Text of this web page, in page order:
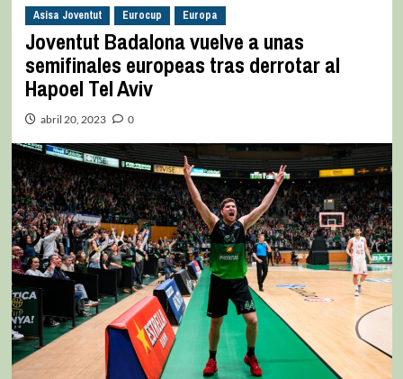
Asisa Joventut Eurocup Europa
Joventut Badalona vuelve a unas
semifinales europeas tras derrotar al
Hapoel Tel Aviv
abril 20, 2023 0